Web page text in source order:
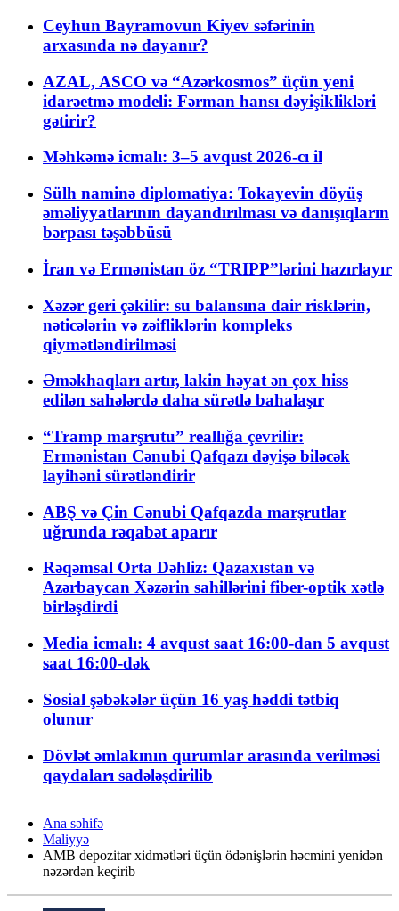
Ceyhun Bayramovun Kiyev səfərinin
arxasında nə dayanır?
AZAL, ASCO və “Azərkosmos” üçün yeni
idarəetmə modeli: Fərman hansı dəyişiklikləri
gətirir?
Məhkəmə icmalı: 3–5 avqust 2026-cı il
Sülh naminə diplomatiya: Tokayevin döyüş
əməliyyatlarının dayandırılması və danışıqların
bərpası təşəbbüsü
İran və Ermənistan öz “TRIPP”lərini hazırlayır
Xəzər geri çəkilir: su balansına dair risklərin,
nəticələrin və zəifliklərin kompleks
qiymətləndirilməsi
Əməkhaqları artır, lakin həyat ən çox hiss
edilən sahələrdə daha sürətlə bahalaşır
“Tramp marşrutu” reallığa çevrilir:
Ermənistan Cənubi Qafqazı dəyişə biləcək
layihəni sürətləndirir
ABŞ və Çin Cənubi Qafqazda marşrutlar
uğrunda rəqabət aparır
Rəqəmsal Orta Dəhliz: Qazaxıstan və
Azərbaycan Xəzərin sahillərini fiber-optik xətlə
birləşdirdi
Media icmalı: 4 avqust saat 16:00-dan 5 avqust
saat 16:00-dək
Sosial şəbəkələr üçün 16 yaş həddi tətbiq
olunur
Dövlət əmlakının qurumlar arasında verilməsi
qaydaları sadələşdirilib
Ana səhifə
Maliyyə
AMB depozitar xidmətləri üçün ödənişlərin həcmini yenidən
nəzərdən keçirib